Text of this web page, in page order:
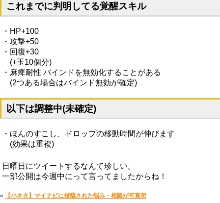
これまでに判明してる覚醒スキル
・HP+100
・攻撃+50
・回復+30
(+玉10個分)
・麻痺耐性 バインドを無効化することがある
(2つある場合はバインド無効が確定)
以下は調整中(未確定)
・ほんのすこし、ドロップの移動時間が伸びます
(効果は重複)
日曜日にツイートするなんて珍しい。
一部公開は今週中にって言ってましたからね！
« 【小ネタ】マイナビに投稿された悩み・相談が可哀想